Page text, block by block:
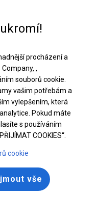
procházení a
,
souborů cookie.
vašim potřebám a
vylepšením, která
Pokud máte
s používáním
COOKIES“.
cookie
vše